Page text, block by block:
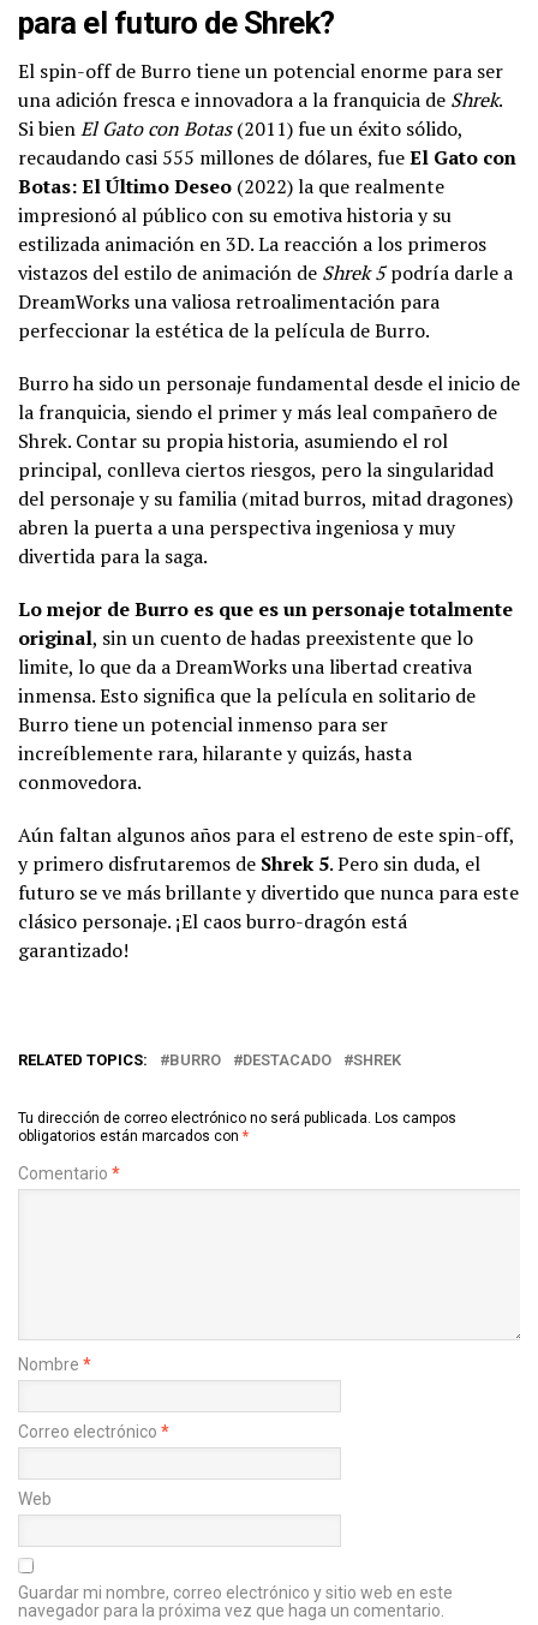
para el futuro de Shrek?
El spin-off de Burro tiene un potencial enorme para ser
una adición fresca e innovadora a la franquicia de Shrek.
Si bienEl Gato con Botas(2011) fue un éxito sólido,
recaudando casi 555 millones de dólares, fueEl Gato con
Botas: El Último Deseo (2022) la que realmente
impresionó al público con su emotiva historia y su
estilizada animación en 3D. La reacción a los primeros
vistazos del estilo de animación de Shrek 5podría darle a
DreamWorks una valiosa retroalimentación para
perfeccionar la estética de la película de Burro.
Burro ha sido un personaje fundamental desde el inicio de
la franquicia, siendo el primer y más leal compañero de
Shrek. Contar su propia historia, asumiendo el rol
principal, conlleva ciertos riesgos, pero la singularidad
del personaje y su familia (mitad burros, mitad dragones)
abren la puerta a una perspectiva ingeniosa y muy
divertida para la saga.
Lo mejor de Burro es que es un personaje totalmente
original, sin un cuento de hadas preexistente que lo
limite, lo que da a DreamWorks una libertad creativa
inmensa. Esto significa que la película en solitario de
Burro tiene un potencial inmenso para ser
increíblemente rara, hilarante y quizás, hasta
conmovedora.
Aún faltan algunos años para el estreno de este spin-off,
y primero disfrutaremos de Shrek 5. Pero sin duda, el
futuro se ve más brillante y divertido que nunca para este
clásico personaje. ¡El caos burro-dragón está
garantizado!
RELATED TOPICS: BURRO DESTACADO SHREK
Tu dirección de correo electrónico no será publicada. Los campos
obligatorios están marcados con *
Comentario *
Nombre *
Correo electrónico *
Web
Guardar mi nombre, correo electrónico y sitio web en este
navegador para la próxima vez que haga un comentario.